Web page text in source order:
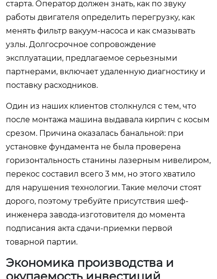
старта. Оператор должен знать, как по звуку
работы двигателя определить перегрузку, как
менять фильтр вакуум-насоса и как смазывать
узлы. Долгосрочное сопровождение
эксплуатации, предлагаемое серьезными
партнерами, включает удаленную диагностику и
поставку расходников.
Один из наших клиентов столкнулся с тем, что
после монтажа машина выдавала кирпич с косым
срезом. Причина оказалась банальной: при
установке фундамента не была проверена
горизонтальность станины лазерным нивелиром,
перекос составил всего 3 мм, но этого хватило
для нарушения технологии. Такие мелочи стоят
дорого, поэтому требуйте присутствия шеф-
инженера завода-изготовителя до момента
подписания акта сдачи-приемки первой
товарной партии.
Экономика производства и
окупаемость инвестиций